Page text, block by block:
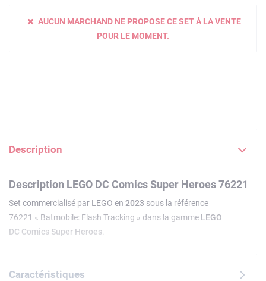
AUCUN MARCHAND NE PROPOSE CE SET À LA VENTE
POUR LE MOMENT.
Description
Description LEGO DC Comics Super Heroes 76221
Set commercialisé par LEGO en 2023 sous la référence
76221 « Batmobile: Flash Tracking » dans la gamme LEGO
DC Comics Super Heroes
Caractéristiques